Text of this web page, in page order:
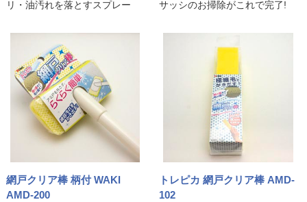
リ・油汚れを落とすスプレー
サッシのお掃除がこれで完了!
網戸クリア棒 柄付 WAKI
AMD-200
トレピカ 網戸クリア棒 AMD-
102